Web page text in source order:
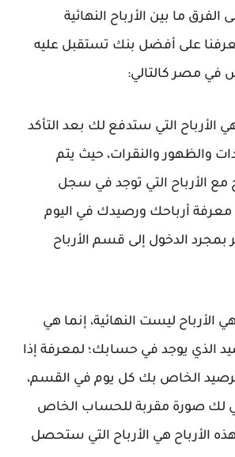
الفرق ما بين الأرباح النهائية
على أفضل بنك تستقبل عليه
في مصر كالتالي:
هي الأرباح التي ستدفع لك بعد التأكد
والظهور والنقرات، حيث يتم
مع الأرباح التي توجد في سجل
أرباحك ورصيدك في اليوم
الدخول إلى قسم الأرباح
الأرباح ليست النهائية، إنما هي
الذي يوجد في حسابك؛ لمعرفة إذا
الخاص بك كل يوم في القسم،
لك صورة مقربة للحساب الخاص
هذه الأرباح هي الأرباح التي ستحصل